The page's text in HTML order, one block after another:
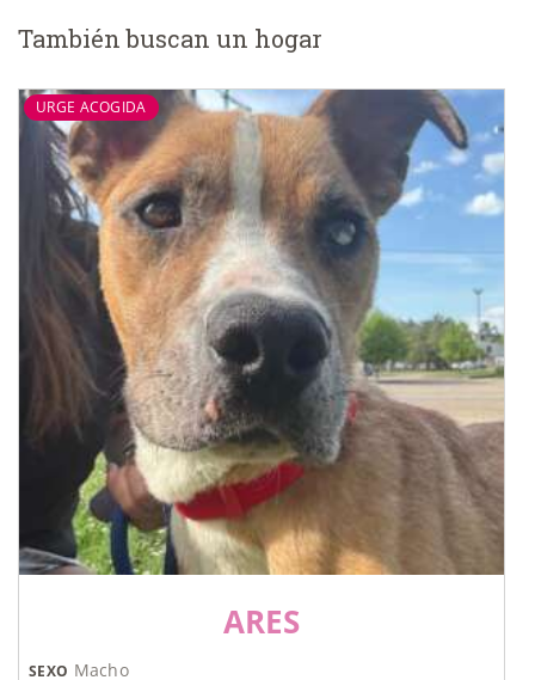
También buscan un hogar
URGE ACOGIDA
ARES
SEXO Macho